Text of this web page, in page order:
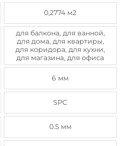
0,2774 м2
для балкона, для ванной,
для дома, для квартиры,
для коридора, для кухни,
для магазина, для офиса
6 мм
SPC
0.5 мм